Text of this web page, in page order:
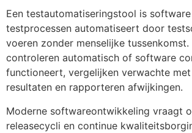
Een testautomatiseringstool is
testprocessen automatiseert door
voeren zonder menselijke
controleren automatisch of software
functioneert, vergelijken verwachte
resultaten en rapporteren afwijkingen.
Moderne softwareontwikkeling vraagt
releasecycli en continue